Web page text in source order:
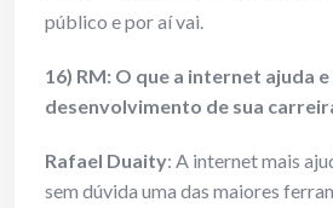
público e por aí vai.
16) RM: O que a internet ajuda
desenvolvimento de sua
Rafael Duaity: A internet mais
sem dúvida uma das maiores